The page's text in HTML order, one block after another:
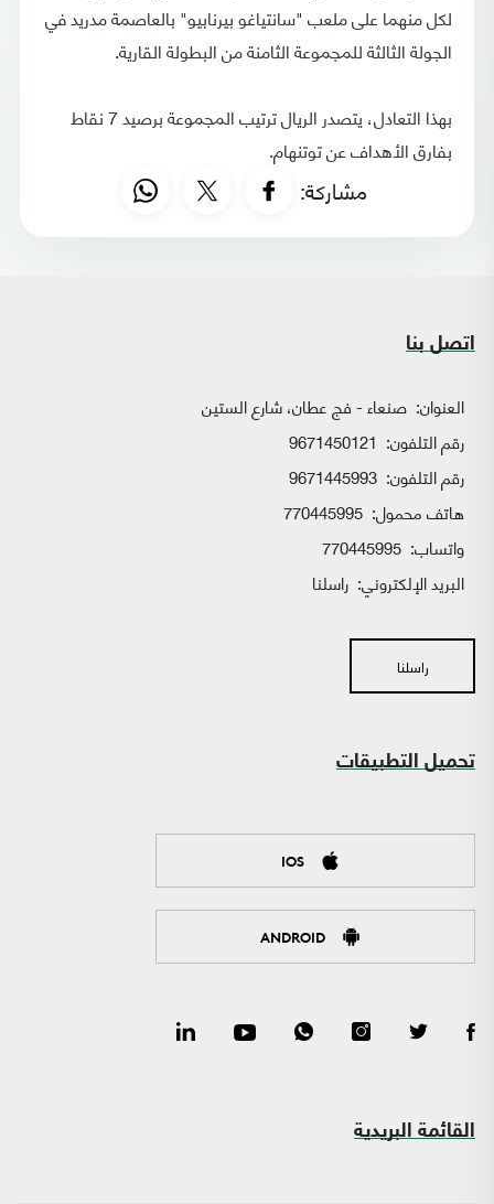
لكل منهما على ملعب "سانتياغو بيرنابيو" بالعاصمة مدريد في
الجولة الثالثة للمجموعة الثامنة من البطولة القارية.
بهذا التعادل، يتصدر الريال ترتيب المجموعة برصيد 7 نقاط
بفارق الأهداف عن توتنهام.
مشاركة:
اتصل بنا
العنوان: صنعاء - فج عطان، شارع الستين
رقم التلفون: 9671450121
رقم التلفون: 9671445993
هاتف محمول: 770445995
واتساب:
البريد الإلكتروني: راسلنا
راسلنا
تحميل التطبيقات
IOS
ANDROID
القائمة البريدية